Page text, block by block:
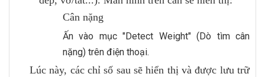
Cân nặng
Ấn vào mục "Detect Weight" (Dò tìm cân
nặng) trên điện thoại.
Lúc này, các chỉ số sau sẽ hiển thị và được lưu trữ